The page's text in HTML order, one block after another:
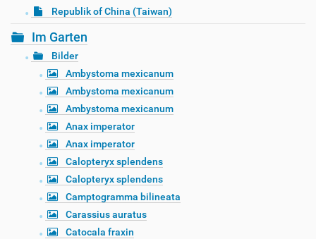
Republik of China (Taiwan)
Im Garten
Bilder
Ambystoma mexicanum
Ambystoma mexicanum
Ambystoma mexicanum
Anax imperator
Anax imperator
Calopteryx splendens
Calopteryx splendens
Camptogramma bilineata
Carassius auratus
Catocala fraxin